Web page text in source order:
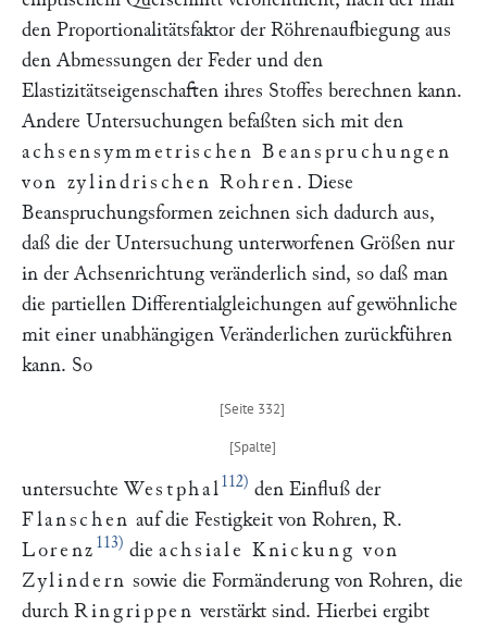
den Proportionalitätsfaktor der Röhrenaufbiegung aus
den Abmessungen der Feder und den
Elastizitätseigenschaften ihres Stoffes berechnen kann.
Andere Untersuchungen befaßten sich mit den
achsensymmetrischen Beanspruchungen
von zylindrischen Rohren . Diese
Beanspruchungsformen zeichnen sich dadurch aus,
daß die der Untersuchung unterworfenen Größen nur
in der Achsenrichtung veränderlich sind, so daß man
die partiellen Differentialgleichungen auf gewöhnliche
mit einer unabhängigen Veränderlichen zurückführen
kann. So
untersuchte Westphal 112) den Einfluß der
Flanschen auf die Festigkeit von Rohren, R.
Lorenz 113) die achsiale Knickung von
Zylindern sowie die Formänderung von Rohren, die
durch Ringrippen verstärkt sind. Hierbei ergibt